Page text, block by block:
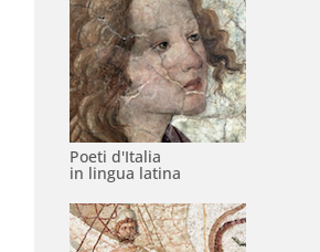
Poeti d'Italia
in lingua latina